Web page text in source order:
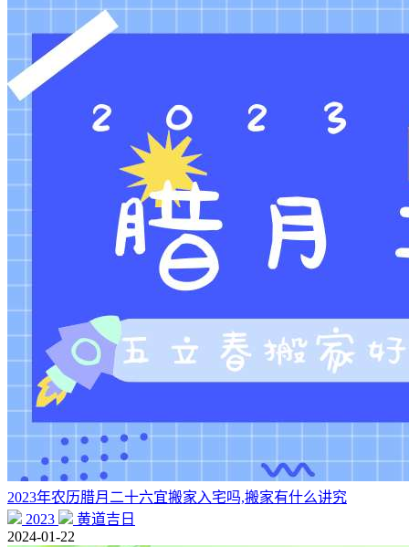
2023年农历腊月二十六宜搬家入宅吗,搬家有什么讲究
2023
黄道吉日
2024-01-22